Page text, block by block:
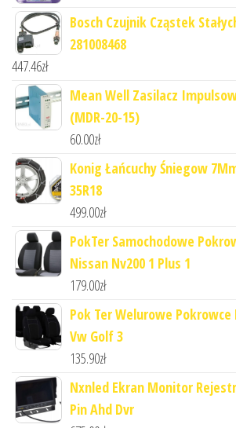
Bosch Czujnik Cząstek
281008468
447.46zł
Mean Well Zasilacz
(MDR-20-15)
60.00zł
Konig Łańcuchy Śniegow
35R18
499.00zł
PokTer Samochodowe
Nissan Nv200 1 Plus 1
179.00zł
Pok Ter Welurowe Pokrowce
Vw Golf 3
135.90zł
Nxnled Ekran Monitor
Pin Ahd Dvr